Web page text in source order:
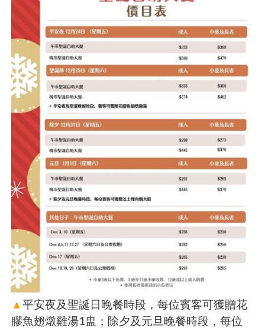
▲平安夜及聖誕日晚餐時段，每位賓客可獲贈花
膠魚翅燉雞湯1盅；除夕及元旦晚餐時段，每位